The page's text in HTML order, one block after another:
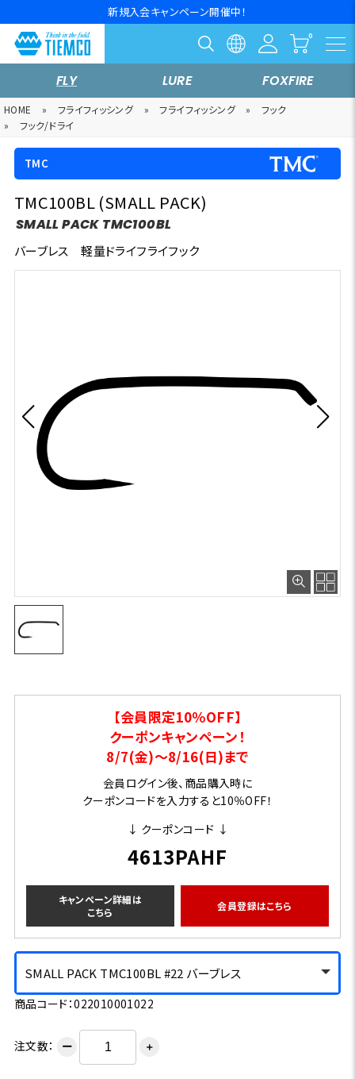
新規入会キャンペーン開催中！
FLY LURE FOXFIRE
HOME » フライフィッシング » フライフィッシング »
フック
»
フック/ドライ
TMC
TMC100BL (SMALL PACK)
SMALL PACK TMC100BL
バーブレス 軽量ドライフライフック
【会員限定10％OFF】
クーポンキャンペーン！
8/7(金)～8/16(日)まで
会員ログイン後、商品購入時に
クーポンコードを入力すると10％OFF！
↓ クーポンコード ↓
4613PAHF
キャンペーン詳細は
こちら
会員登録はこちら
SMALL PACK TMC100BL #22 バーブレス
商品コード：022010001022
注文数： ー ＋